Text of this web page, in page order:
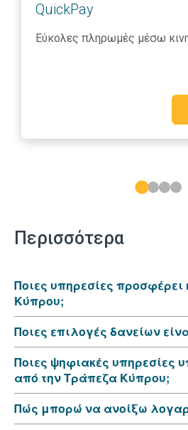
QuickPay
Εύκολες πληρωμές μέσω
Περισσότερα
Ποιες υπηρεσίες
Κύπρου;
Ποιες επιλογές δανείων
Ποιες ψηφιακές υπηρεσίες
από την Τράπεζα Κύπρου;
Πώς μπορώ να ανοίξω